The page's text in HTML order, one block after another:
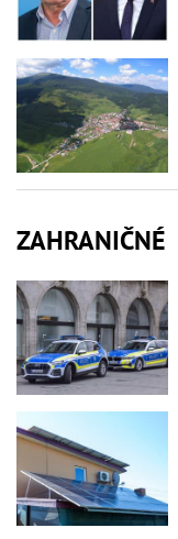
ZAHRANIČNÉ